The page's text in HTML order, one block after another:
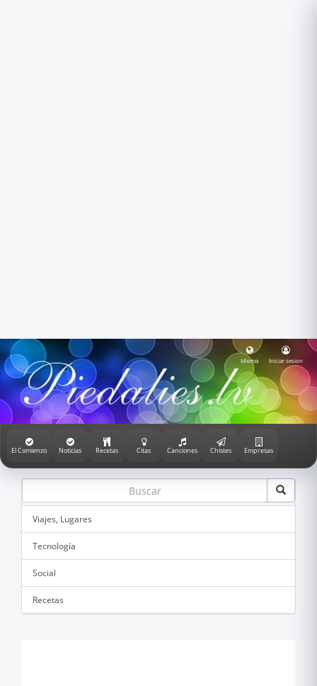
Idioma Iniciar sesion
El Comienzo Noticias Recetas Citas Canciones Chistes Empresas
Viajes, Lugares
Tecnología
Social
Recetas